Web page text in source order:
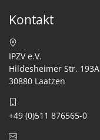
Kontakt
IPZV e.V.
Hildesheimer Str. 193A
30880 Laatzen
+49 (0)511 876565-0